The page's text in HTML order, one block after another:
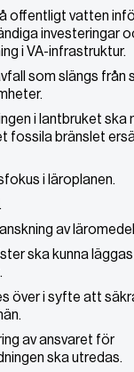
offentligt vatten
investeringar
i VA-infrastruktur.
som slängs från
i lantbruket ska
fossila bränslet
i läroplanen.
av
ska kunna
över i syfte att
av ansvaret för
ska utredas.